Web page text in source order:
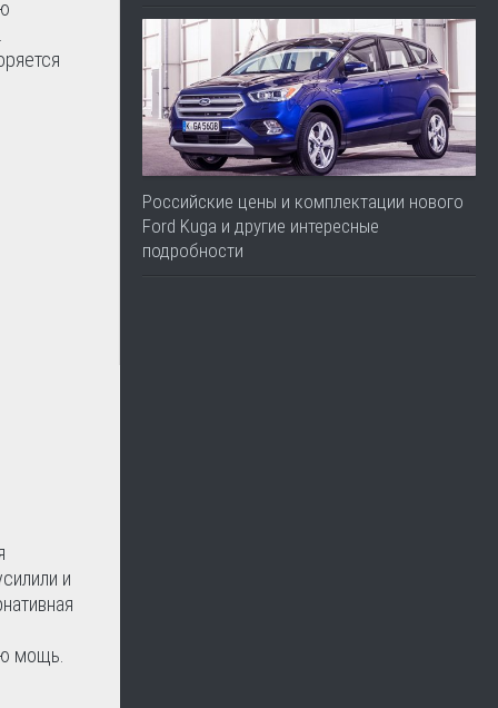
и
мощь.
Российские цены и комплектации нового
Ford Kuga и другие интересные
подробности